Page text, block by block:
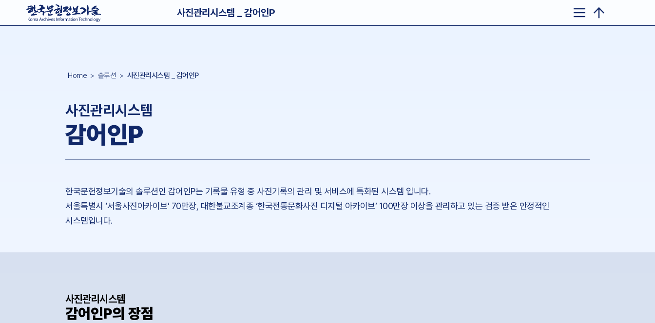
사진관리시스템 _ 감어인P
Home > 솔루션 > 사진관리시스템 _ 감어인P
사진관리시스템
감어인P
한국문헌정보기술의 솔루션인 감어인P는 기록물 유형 중 사진기록의 관리 및 서비스에 특화된 시스템 입니다.
서울특별시 ‘서울사진아카이브’ 70만장, 대한불교조계종 ‘한국전통문화사진 디지털 아카이브’ 100만장 이상을 관리하고 있는 검증 받은 안정적인
시스템입니다.
사진관리시스템
감어인P의 장점